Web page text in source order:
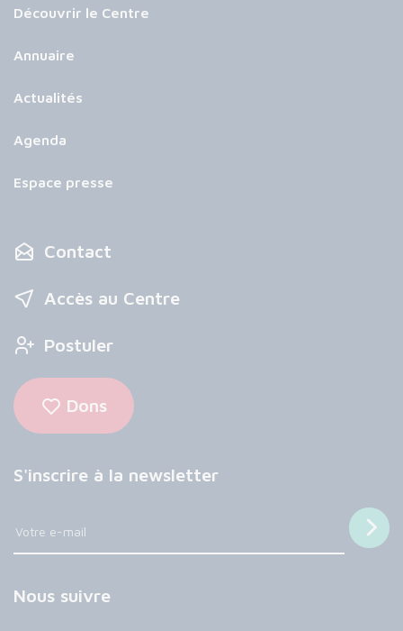
Découvrir le Centre
Annuaire
Actualités
Agenda
Espace presse
Contact
Accès au Centre
Postuler
Dons
S'inscrire à la newsletter
Nous suivre